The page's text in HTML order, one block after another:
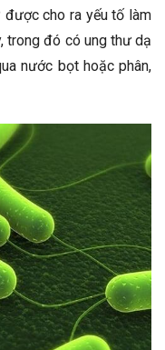
được cho ra yếu tố làm
trong đó có ung thư dạ
nước bọt hoặc phân,